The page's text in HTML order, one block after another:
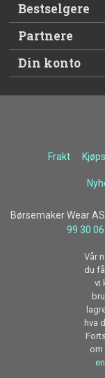
Bestselgere
Partnere
Din konto
Frakt
Børsemaker Wear
99 30 06
Vår
du
vi
hva
om